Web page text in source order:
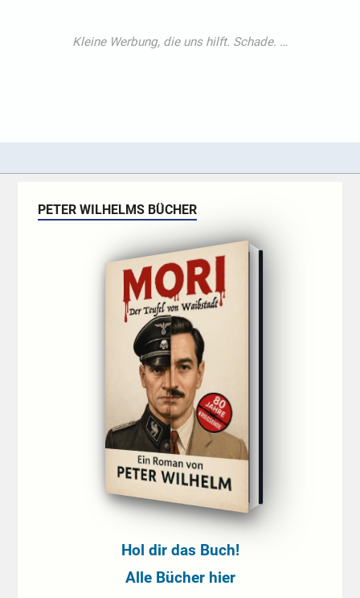
PETER WILHELMS BÜCHER
Hol dir das Buch!
Alle Bücher hier